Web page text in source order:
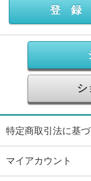
シ
特定商取引法に基
マイアカウント